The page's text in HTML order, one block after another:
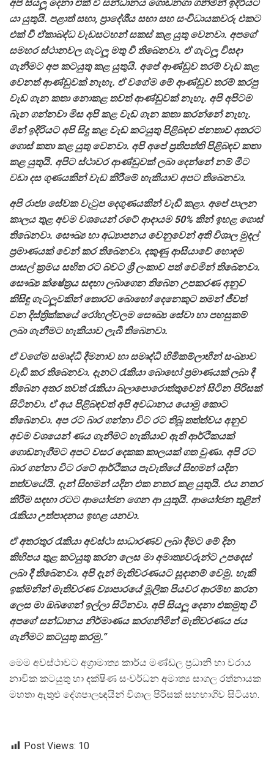
අපි සියලූ දෙනා එක් වී සන්ධානය ගොඩනගා ගනිමින් ඉදිරියට
යා යුතුයි. පළාත් සභා, ප්‍රාදේශීය සභා සහ සංවිධායකවරු එකට
එක් වී ඒකාබද්ධ වැඩසටහන් සකස් කළ යුතු වෙනවා. අපගේ
සමහර ස්ථානවල ගැටලූ මතු වී තිබෙනවා. ඒ ගැටලූ විසදා
ගැනීමට අප කටයුතු කළ යුතුයි. අපේ ආණ්ඩුව තරම් වැඩ කළ
වෙනත් ආණ්ඩුවක් නැහැ. ඒ වගේම මේ ආණ්ඩුව තරම් කරපු
වැඩ ගැන කතා නොකළ තවත් ආණ්ඩුවක් නැහැ. අපි අපිටම
බැන ගන්නවා මිස අපි කළ වැඩ ගැන කතා කරන්නේ නැහැ.
මින් ඉදිරියට අපි සිදු කළ වැඩ කටයුතු පිළිබඳව ජනතාව අතරට
ගොස් කතා කළ යුතු වෙනවා. අපි අපේ ප්‍රතිපත්ති පිළිබඳව කතා
කළ යුතුයි. අපිට ස්ථාවර ආණ්ඩුවක් ලබා දෙන්නේ නම් මීට
වඩා දස ගුණයකින් වැඩ කිරීමේ හැකියාව අපට තිබෙනවා.
අපි රාජ්‍ය සේවක වැටුප දෙගුණයකින් වැඩි කළා. අපේ පාලන
කාලය තුළ අවම වශයෙන් රටේ ආදායම 50% කින් ඉහළ ගොස්
තිබෙනවා. සෞඛ්‍ය හා අධ්‍යාපනය වෙනුවෙන් අති විශාල මුදල්
ප්‍රමාණයක් වෙන් කර තිබෙනවා. දකුණු ආසියාවේ හොඳම
පාසල් ක්‍රමය සහිත රට බවට ශ්‍රී ලංකාව පත් වෙමින් තිබෙනවා.
සෞඛ්‍ය ක්ෂේත්‍රය සඳහා ලබාගෙන තිබෙන උපකරණ අනුව
කිසිඳු ගැටලූවකින් තොරව බොහෝ දෙනෙකුට තමන් ජීවත්
වන දිස්ත්‍රික්කයේ රෝහල්වලම සෞඛ්‍ය සේවා හා පහසුකම්
ලබා ගැනීමට හැකියාව ලැබී තිබෙනවා.
ඒ වගේම සමෘද්ධි දීමනාව හා සමෘද්ධි හිමිකම්ලාභීන් සංඛ්‍යාව
වැඩි කර තිබෙනවා. දැනට රැකියා බොහෝ ප්‍රමාණයක් ලබා දී
තිබෙන අතර තවත් රැකියා බලාපොරොත්තුවෙන් සිටින පිරිසක්
සිටිනවා. ඒ අය පිළිබඳවත් අපි අවධානය යොමු කොට
තිබෙනවා. අප රට බාර ගන්නා විට රට තිබූ තත්ත්වය අනුව
අවම වශයෙන් ණය ගැනීමට හැකියාව ඇති ආර්ථිකයක්
ගොඩනැගීමට අපට වසර දෙකක කාලයක් ගත වුණා. අපි රට
බාර ගන්නා විට රටේ ආර්ථිකය පැවැතියේ සිඟමන් යදින
තත්වයේයි. දැන් සිඟමන් යදින එක නතර කළ යුතුයි. එය නතර
කිරීම සඳහා රටට ආයෝජන ගෙන ආ යුතුයි. ආයෝජන තුළින්
රැකියා උත්පාදනය ඉහළ යනවා.
ඒ අතරතුර රැකියා අවස්ථා සාධාරණව ලබා දීමට මේ දින
කිහිපය තුළ කටයුතු කරන ලෙස මා අමාත්‍යවරුන්ට උපදෙස්
ලබා දී තිබෙනවා. අපි දැන් මැතිවරණයට සූදානම් වෙමු. හැකි
ඉක්මනින් මැතිවරණ ව්‍යාපාරයේ මූලික පියවර ආරම්භ කරන
ලෙස මා ඔබගෙන් ඉල්ලා සිටිනවා. අපි සියලූ දෙනා එකමුතු වී
අපගේ සන්ධානය නිර්මාණය කරගනිමින් මැතිවරණය ජය
ගැනීමට කටයුතු කරමු.”
මෙම අවස්ථාවට අග්‍රාමාත්‍ය කාර්ය මණ්ඩල ප්‍රධානි හා වරාය
නාවික කටයුතු හා දක්ෂිණ සංවර්ධන අමාත්‍ය සාගල රත්නායක
මහතා ඇතුළු දේශපාලඥයින් විශාල පිරිසක් සහභාගිව සිටියහ.
Post Views: 10